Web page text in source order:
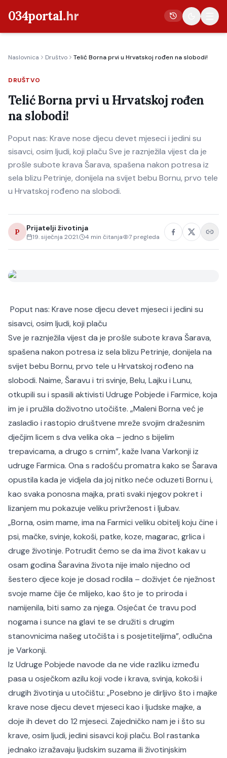
034portal.hr
Crna kronika
Poljoprivreda
Politika
Gospodarstvo
Život
Kultura
Sport
Naslovnica Društvo Telić Borna prvi u Hrvatskoj rođen na slobodi!
DRUŠTVO
Telić Borna prvi u Hrvatskoj rođen
na slobodi!
Poput nas: Krave nose djecu devet mjeseci i jedini su
sisavci, osim ljudi, koji plaču Sve je raznježila vijest da je
prošle subote krava Šarava, spašena nakon potresa iz
sela blizu Petrinje, donijela na svijet bebu Bornu, prvo tele
u Hrvatskoj rođeno na slobodi.
P Prijatelji životinja
19. siječnja 2021. 4 min čitanja 7 pregleda
Poput nas: Krave nose djecu devet mjeseci i jedini su
sisavci, osim ljudi, koji plaču
Sve je raznježila vijest da je prošle subote krava Šarava,
spašena nakon potresa iz sela blizu Petrinje, donijela na
svijet bebu Bornu, prvo tele u Hrvatskoj rođeno na
slobodi. Naime, Šaravu i tri svinje, Belu, Lajku i Lunu,
otkupili su i spasili aktivisti Udruge Pobjede i Farmice, koja
im je i pružila doživotno utočište. „Maleni Borna već je
zasladio i rastopio društvene mreže svojim dražesnim
dječjim licem s dva velika oka – jedno s bijelim
trepavicama, a drugo s crnim”, kaže Ivana Varkonji iz
udruge Farmica. Ona s radošću promatra kako se Šarava
opustila kada je vidjela da joj nitko neće oduzeti Bornu i,
kao svaka ponosna majka, prati svaki njegov pokret i
lizanjem mu pokazuje veliku privrženost i ljubav.
„Borna, osim mame, ima na Farmici veliku obitelj koju čine i
psi, mačke, svinje, kokoši, patke, koze, magarac, grlica i
druge životinje. Potrudit ćemo se da ima život kakav u
osam godina Šaravina života nije imalo nijedno od
šestero djece koje je dosad rodila – doživjet će nježnost
svoje mame čije će mlijeko, kao što je to priroda i
namijenila, biti samo za njega. Osjećat će travu pod
nogama i sunce na glavi te se družiti s drugim
stanovnicima našeg utočišta i s posjetiteljima”, odlučna
je Varkonji.
Iz Udruge Pobjede navode da ne vide razliku između
pasa u osječkom azilu koji vode i krava, svinja, kokoši i
drugih životinja u utočištu: „Posebno je dirljivo što i majke
krave nose djecu devet mjeseci kao i ljudske majke, a
doje ih devet do 12 mjeseci. Zajedničko nam je i što su
krave, osim ljudi, jedini sisavci koji plaču. Bol rastanka
jednako izražavaju ljudskim suzama ili životinjskim